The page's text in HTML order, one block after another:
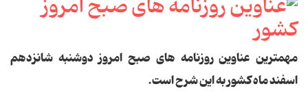
مهمترین عناوین روزنامه های صبح امروز دوشنبه شانزدهم
اسفند ماه کشور به این شرح است.